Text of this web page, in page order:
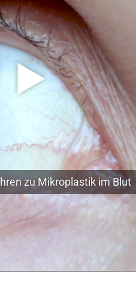
zu Mikroplastik im Blut